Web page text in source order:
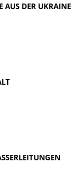
AUS DER UKRAINE